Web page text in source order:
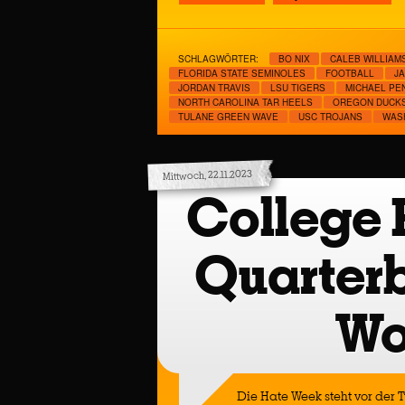
SCHLAGWÖRTER: BO NIX CALEB
FLORIDA STATE SEMINOLES
FOOTBALL
JORDAN TRAVIS
LSU TIGERS MICHAEL
NORTH CAROLINA TAR HEELS
OREGON
TULANE GREEN WAVE
USC TROJANS
Mittwoch, 22.11.2023
College
Die Hate Week steht vor der